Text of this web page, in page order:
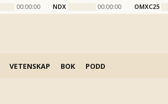
00:00:00 NDX 00:00:00 OMXC25
VETENSKAP BOK PODD